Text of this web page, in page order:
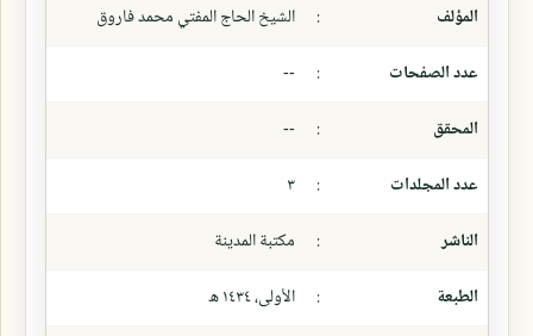
المؤلف
:
الشيخ الحاج المفتي محمد فاروق
عدد الصفحات
:
--
المحقق
:
--
عدد المجلدات
:
٣
الناشر
:
مكتبة المدينة
الطبعة
:
الأولى، ١٤٣٤ ھ